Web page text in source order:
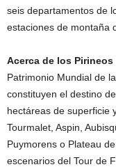
seis departamentos de
estaciones de montaña
Acerca de los Pirineos
Patrimonio Mundial de
constituyen el destino
hectáreas de superficie
Tourmalet, Aspin,
Puymorens o Plateau
escenarios del Tour de